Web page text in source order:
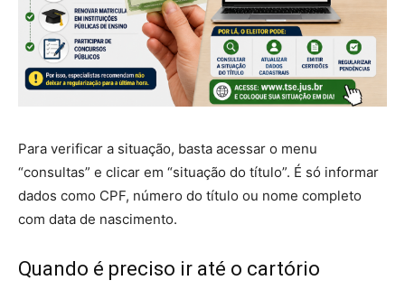
Para verificar a situação, basta acessar o menu
“consultas” e clicar em “situação do título”. É só informar
dados como CPF, número do título ou nome completo
com data de nascimento.
Quando é preciso ir até o cartório